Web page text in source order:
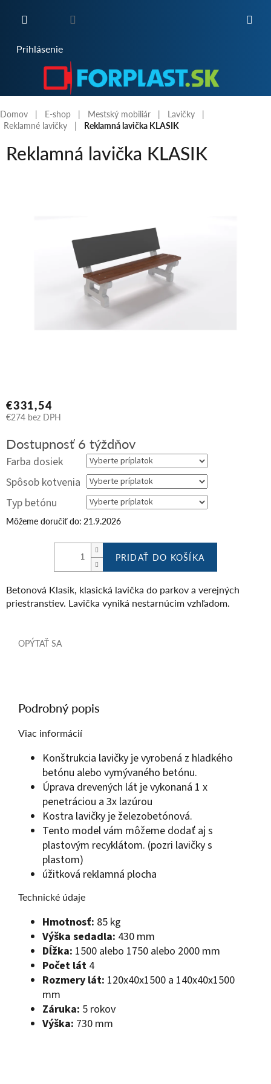
Prihlásenie
Domov E-shop Mestský mobiliár
Lavičky
Reklamné lavičky
Reklamná lavička KLASIK
Reklamná lavička KLASIK
€331,54
€274 bez DPH
cena:
Dostupnosť 6 týždňov
Farba dosiek
Spôsob kotvenia
Typ betónu
Môžeme doručiť do: 21.9.2026
PRIDAŤ DO KOŠÍKA
Betonová Klasik, klasická lavička do parkov a verejných
priestranstiev. Lavička vyniká nestarnúcim vzhľadom.
OPÝTAŤ SA
Podrobný popis
Viac informácií
Konštrukcia lavičky je vyrobená z hladkého
betónu alebo vymývaného betónu.
Úprava drevených lát je vykonaná 1 x
penetráciou a 3x lazúrou
Kostra lavičky je železobetónová.
Tento model vám môžeme dodať aj s
plastovým recyklátom. (pozri lavičky s
plastom)
úžitková reklamná plocha
Technické údaje
Hmotnosť: 85 kg
Výška sedadla: 430 mm
Dĺžka: 1500 alebo 1750 alebo 2000 mm
Počet lát 4
Rozmery lát: 120x40x1500 a 140x40x1500
mm
Záruka: 5 rokov
Výška: 730 mm